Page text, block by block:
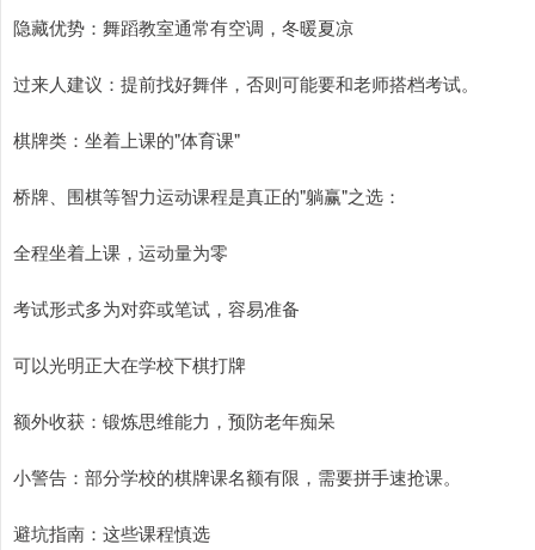
隐藏优势：舞蹈教室通常有空调，冬暖夏凉
过来人建议：提前找好舞伴，否则可能要和老师搭档考试。
棋牌类：坐着上课的"体育课"
桥牌、围棋等智力运动课程是真正的"躺赢"之选：
全程坐着上课，运动量为零
考试形式多为对弈或笔试，容易准备
可以光明正大在学校下棋打牌
额外收获：锻炼思维能力，预防老年痴呆
小警告：部分学校的棋牌课名额有限，需要拼手速抢课。
避坑指南：这些课程慎选